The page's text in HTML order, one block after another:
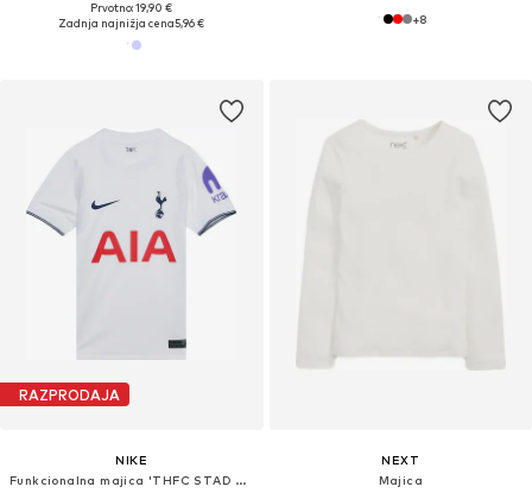
Prvotno: 19,90 €
Zadnja najnižja cena5,96 € +8
RAZPRODAJA
NIKE
Funkcionalna majica 'THFC STAD HM'
NEXT
Majica